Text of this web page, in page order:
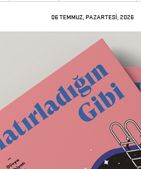
06 TEMMUZ, PAZARTESİ, 2026